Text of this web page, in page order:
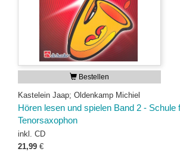
Bestellen
Kastelein Jaap; Oldenkamp Michiel
Hören lesen und spielen Band 2 - Schule
Tenorsaxophon
inkl. CD
21,99 €